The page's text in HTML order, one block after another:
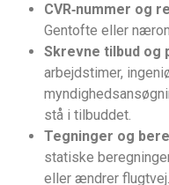
CVR‑nummer og
Gentofte eller
Skrevne tilbud og
arbejdstimer,
stå i tilbuddet.
Tegninger og
statiske
eller ændrer flugtvej.